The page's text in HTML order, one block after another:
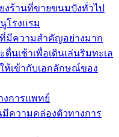
งร้านที่ขายขนมปังทั่วไป
โรงแรม
ที่มีความสำคัญอย่างมาก
ตื่นเช้าเพื่อเดินเล่นริมทะเล
ห้เข้ากับเอกลักษณ์ของ
งการแพทย์
ความคล่องตัวทางการ